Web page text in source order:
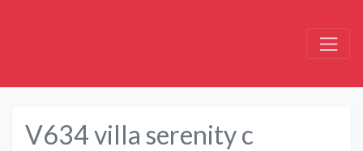
V634 villa serenity c